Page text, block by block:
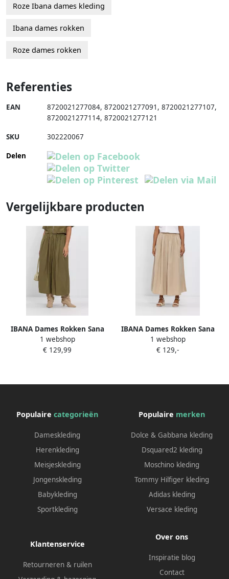
Roze Ibana dames kleding
Ibana dames rokken
Roze dames rokken
Referenties
EAN 8720021277084, 8720021277091 , 8720021277107,
8720021277114, 8720021277121
SKU 302220067
Delen
Vergelijkbare producten
IBANA Dames Rokken Sana
Olijf
1 webshop
€ 129,99
IBANA Dames Rokken Sana
Beige
1 webshop
€ 129,-
Populaire categorieën
Dameskleding
Herenkleding
Meisjeskleding
Jongenskleding
Babykleding
Sportkleding
Populaire merken
Dolce & Gabbana kleding
Dsquared2 kleding
Moschino kleding
Tommy Hilfiger kleding
Adidas kleding
Versace kleding
Klantenservice
Retourneren & ruilen
Over ons
Inspiratie blog
Contact